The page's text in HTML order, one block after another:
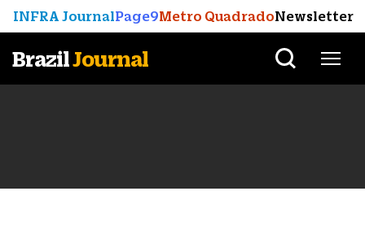
INFRA JournalPage9Metro QuadradoNewsletter
BrazilJournal